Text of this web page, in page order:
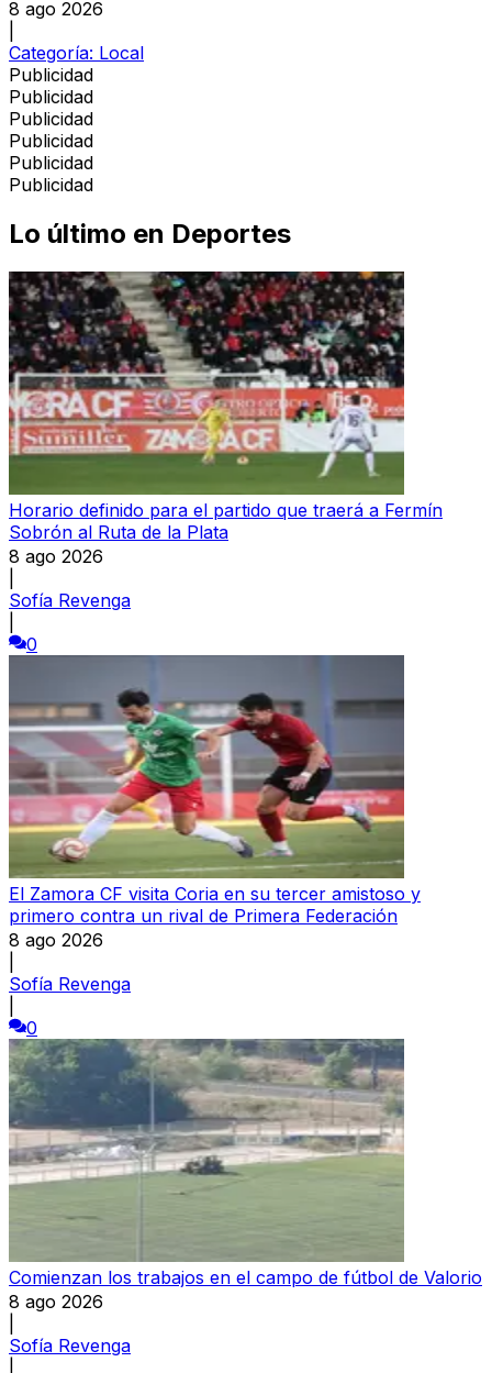
8 ago 2026
Categoría: Local
Publicidad
Publicidad
Publicidad
Publicidad
Publicidad
Publicidad
Lo último en Deportes
Horario definido para el partido que traerá a Fermín
Sobrón al Ruta de la Plata
8 ago 2026
Sofía Revenga
0
El Zamora CF visita Coria en su tercer amistoso y
primero contra un rival de Primera Federación
8 ago 2026
Sofía Revenga
0
Comienzan los trabajos en el campo de fútbol de Valorio
8 ago 2026
Sofía Revenga